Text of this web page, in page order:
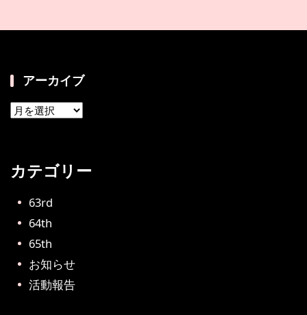
アーカイブ
ア
ブ
カテゴリー
63rd
64th
65th
お知らせ
活動報告